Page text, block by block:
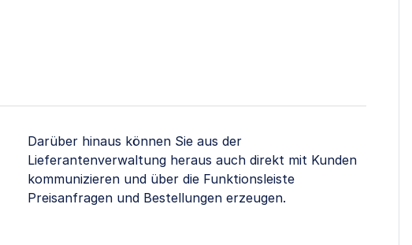
Darüber hinaus können Sie aus der
Lieferantenverwaltung heraus auch direkt mit Kunden
kommunizieren und über die Funktionsleiste
Preisanfragen und Bestellungen erzeugen.